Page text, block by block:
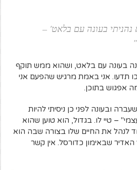
נהניתי בעונה עם בלאט' –
בעונה עם בלאט, ושהוא ממש תוקף
תדעו. אני באמת מרגיש שהפעם אני
אפגוש בתוכן.
ובעונה לפני כן ניסיתי להיות
– טיי לו. בגדול, הוא טוען שהוא
לנהל את החיים שלו בצורה שבה הוא
שבאימון כדורסל. אין קשר